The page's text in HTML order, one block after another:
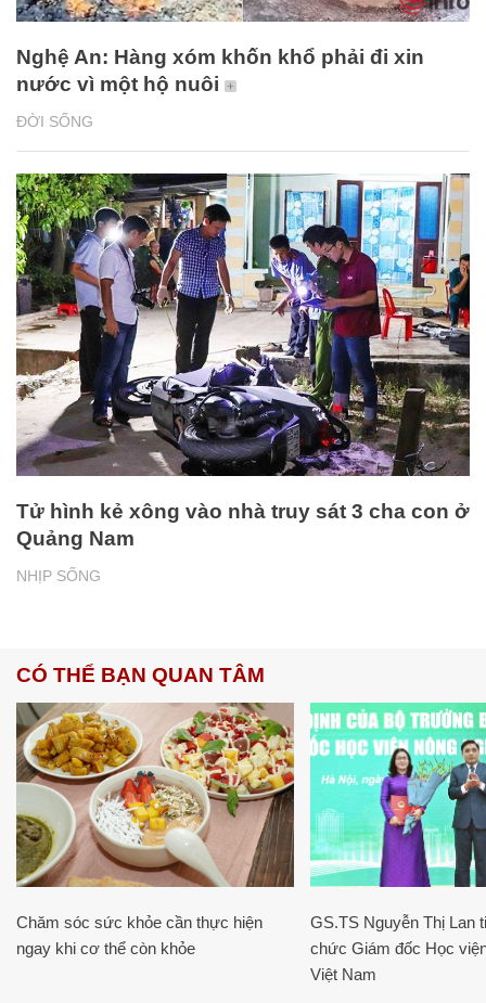
ĐỜI SỐNG
Nghệ An: Hàng xóm khốn khổ phải đi xin
nước vì một hộ nuôi
NHỊP SỐNG
Tử hình kẻ xông vào nhà truy sát 3 cha con ở
Quảng Nam
CÓ THỂ BẠN QUAN TÂM
Chăm sóc sức khỏe cần thực hiện
ngay khi cơ thể còn khỏe
GS.TS Nguyễn Thị Lan
chức Giám đốc Học
Việt Nam